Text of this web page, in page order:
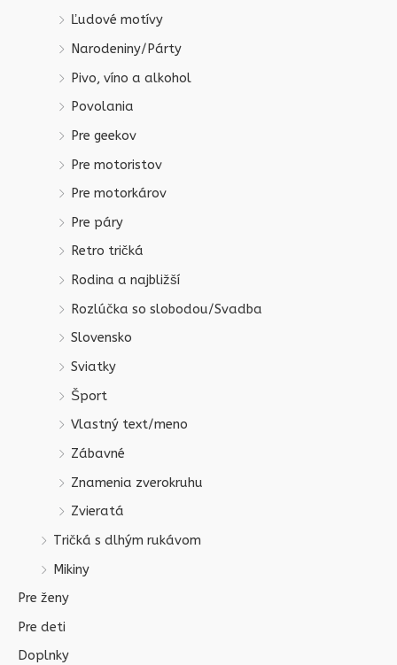
Ľudové motívy
Narodeniny/Párty
Pivo, víno a alkohol
Povolania
Pre geekov
Pre motoristov
Pre motorkárov
Pre páry
Retro tričká
Rodina a najbližší
Rozlúčka so slobodou/Svadba
Slovensko
Sviatky
Šport
Vlastný text/meno
Zábavné
Znamenia zverokruhu
Zvieratá
Tričká s dlhým rukávom
Mikiny
Pre ženy
Pre deti
Doplnky